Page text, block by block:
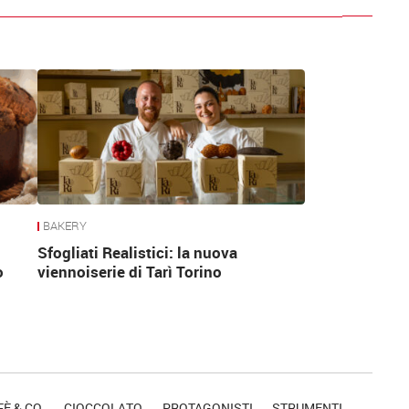
BAKERY
Sfogliati Realistici: la nuova
viennoiserie di Tarì Torino